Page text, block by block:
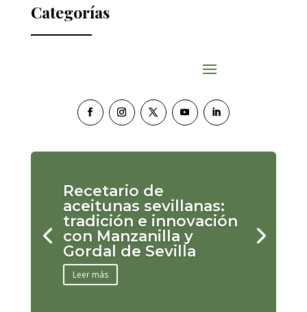
Categorías
Recetario de
aceitunas sevillanas:
tradición e innovación
con Manzanilla y
Gordal de Sevilla
Leer más